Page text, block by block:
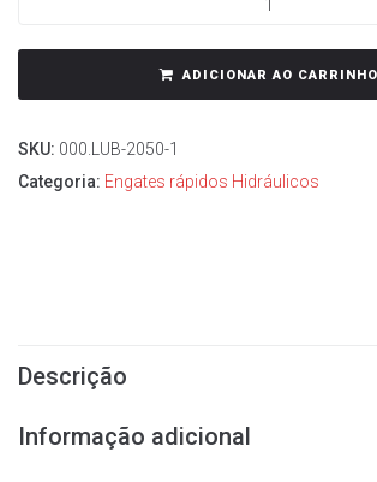
ADICIONAR AO CARRINHO
SKU: 000.LUB-2050-1
Categoria: Engates rápidos Hidráulicos
Descrição
Informação adicional